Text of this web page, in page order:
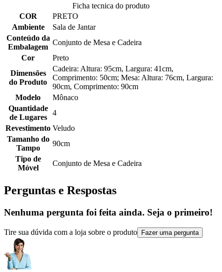
Ficha tecnica do produto
COR
PRETO
Ambiente
Sala de Jantar
Conteúdo da
Embalagem
Conjunto de Mesa e Cadeira
Cor
Preto
Dimensões
do Produto
Cadeira: Altura: 95cm, Largura: 41cm,
Comprimento: 50cm; Mesa: Altura: 76cm, Largura:
90cm, Comprimento: 90cm
Modelo
Mônaco
Quantidade
de Lugares
4
Revestimento Veludo
Tamanho do
Tampo
90cm
Tipo de
Móvel
Conjunto de Mesa e Cadeira
Perguntas e Respostas
Nenhuma pergunta foi feita ainda. Seja o primeiro!
Tire sua dúvida com a loja sobre o produto Fazer uma pergunta